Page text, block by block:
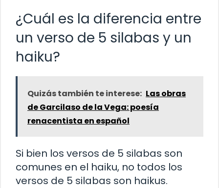
¿Cuál es la diferencia entre
un verso de 5 silabas y un
haiku?
Quizás también te interese: Las obras
de Garcilaso de la Vega: poesía
renacentista en español
Si bien los versos de 5 silabas son
comunes en el haiku, no todos los
versos de 5 silabas son haikus.